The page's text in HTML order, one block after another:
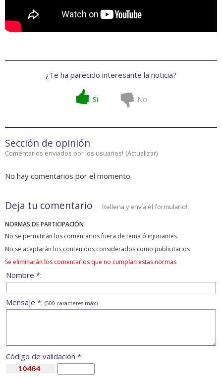
¿Te ha parecido interesante la noticia?
Si No
Sección de opinión
Comentarios enviados por los usuarios! (Actualizar)
No hay comentarios por el momento
Deja tu comentario Rellena y envía el formulario!
NORMAS DE PARTICIPACIÓN
No se permitirán los comentarios fuera de tema ó injuriantes
No se aceptarán los contenidos considerados como publicitarios
Se eliminarán los comentarios que no cumplan estas normas
Nombre *:
Mensaje *: (500 caracteres máx)
Código de validación *: